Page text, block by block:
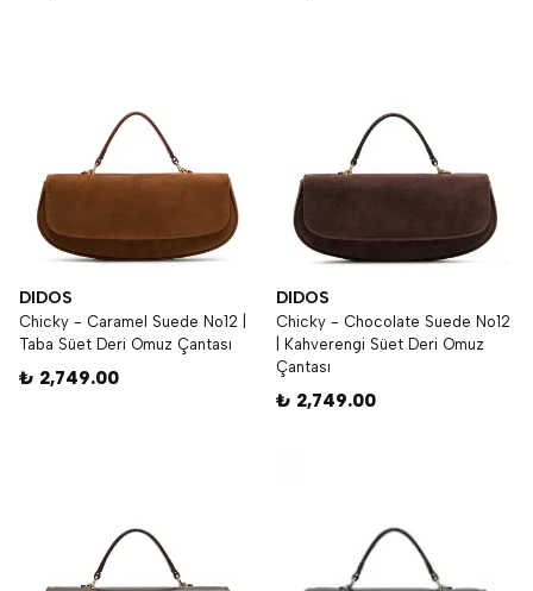
DIDOS
Chicky - Caramel Suede No12 |
Taba Süet Deri Omuz Çantası
₺ 2,749.00
DIDOS
Chicky - Chocolate Suede No12
| Kahverengi Süet Deri Omuz
Çantası
₺ 2,749.00